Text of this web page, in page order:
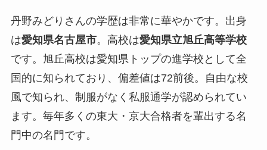
丹野みどりさんの学歴は非常に華やかです。出身
は愛知県名古屋市。高校は愛知県立旭丘高等学校
です。旭丘高校は愛知県トップの進学校として全
国的に知られており、偏差値は72前後。自由な校
風で知られ、制服がなく私服通学が認められてい
ます。毎年多くの東大・京大合格者を輩出する名
門中の名門です。